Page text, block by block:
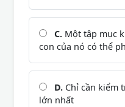
C. Một tập mục
con của nó có thể
D. Chỉ cần kiểm
lớn nhất